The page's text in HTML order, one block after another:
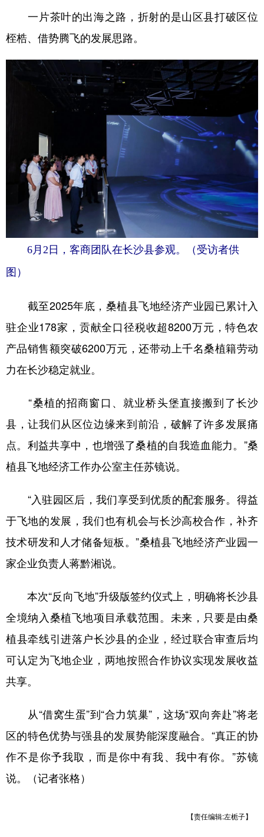
一片茶叶的出海之路，折射的是山区县打破区位
桎梏、借势腾飞的发展思路。
6月2日，客商团队在长沙县参观。（受访者供
图）
截至2025年底，桑植县飞地经济产业园已累计入
驻企业178家，贡献全口径税收超8200万元，特色农
产品销售额突破6200万元，还带动上千名桑植籍劳动
力在长沙稳定就业。
“桑植的招商窗口、就业桥头堡直接搬到了长沙
县，让我们从区位边缘来到前沿，破解了许多发展痛
点。利益共享中，也增强了桑植的自我造血能力。”桑
植县飞地经济工作办公室主任苏镜说。
“入驻园区后，我们享受到优质的配套服务。得益
于飞地的发展，我们也有机会与长沙高校合作，补齐
技术研发和人才储备短板。”桑植县飞地经济产业园一
家企业负责人蒋黔湘说。
本次“反向飞地”升级版签约仪式上，明确将长沙县
全境纳入桑植飞地项目承载范围。未来，只要是由桑
植县牵线引进落户长沙县的企业，经过联合审查后均
可认定为飞地企业，两地按照合作协议实现发展收益
共享。
从“借窝生蛋”到“合力筑巢”，这场“双向奔赴”将老
区的特色优势与强县的发展势能深度融合。“真正的协
作不是你予我取，而是你中有我、我中有你。”苏镜
说。（记者张格）
【责任编辑:左栀子】